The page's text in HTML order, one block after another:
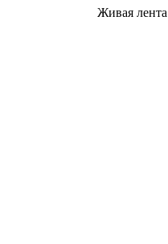
Живая лента